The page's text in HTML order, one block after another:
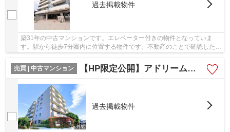
過去掲載物件
築31年の中古マンションです。エレベーター付きの物件となっていま
す。駅から徒歩7分圏内に位置する物件です。不動産のことで確認したい
ことがあるなら、メール又はお電話にてご連絡く...
売買 | 中古マンション
【HP限定公開】アドリーム分倍河原 5階
過去掲載物件